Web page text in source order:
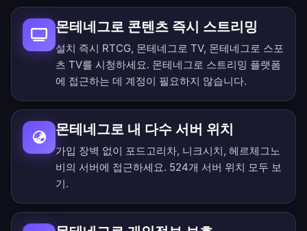
몬테네그로 콘텐츠 즉시 스트리밍
설치 즉시 RTCG, 몬테네그로 TV, 몬테네그로 스포
츠 TV를 시청하세요. 몬테네그로 스트리밍 플랫폼
에 접근하는 데 계정이 필요하지 않습니다.
몬테네그로 내 다수 서버 위치
가입 장벽 없이 포드고리차, 니크시치, 헤르체그노
비의 서버에 접근하세요. 524개 서버 위치 모두 보
기.